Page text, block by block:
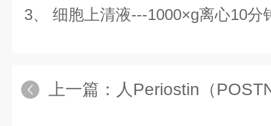
3、 细胞上清液---1000×g离心10分
上一篇： 人Periostin（